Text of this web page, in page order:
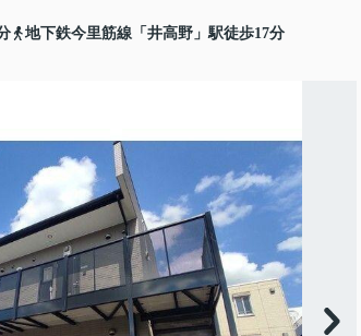
地下鉄今里筋線「井高野」駅徒歩17分